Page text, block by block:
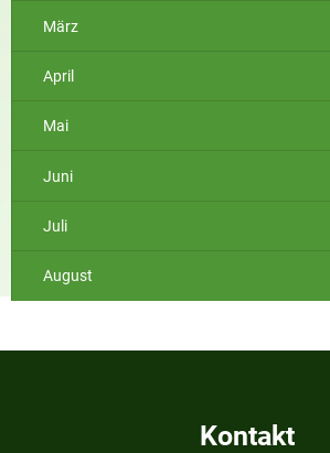
März
April
Mai
Juni
Juli
August
Kontakt